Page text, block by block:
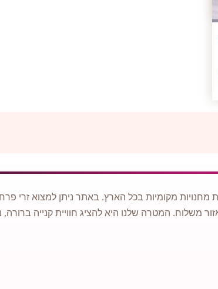
מקומיות בכל הארץ. באתר ניתן למצוא זרי
משלוח. המטרה שלנו היא להציג חוויית קנייה